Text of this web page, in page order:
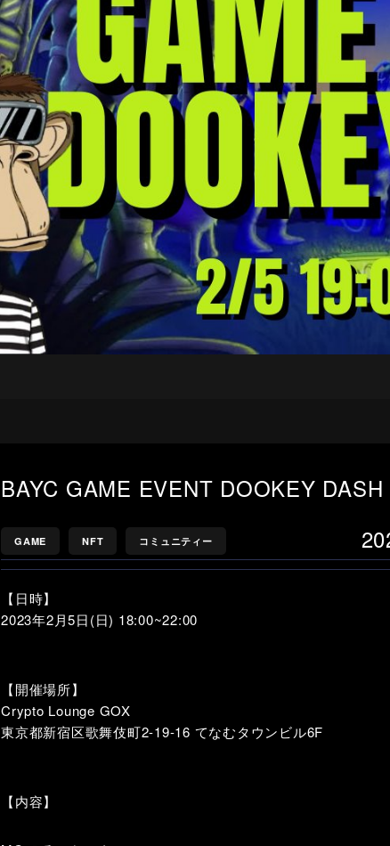
BAYC GAME EVENT DOOKEY DASH
GAME NFT コミュニティー
【日時】
2023年2月5日(日) 18:00~22:00
【開催場所】
Crypto Lounge GOX
東京都新宿区歌舞伎町2-19-16 てなむタウンビル6F
【内容】